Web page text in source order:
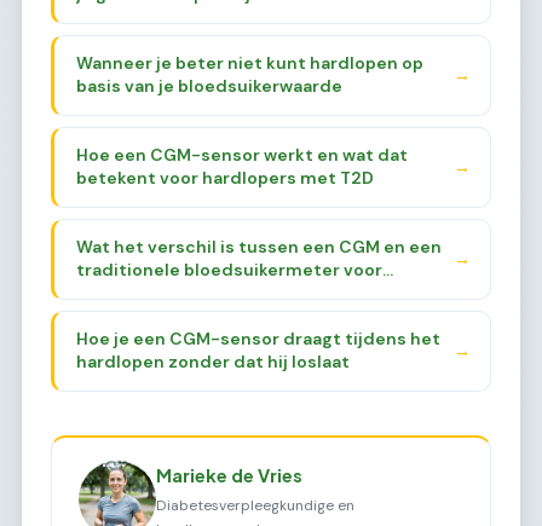
Wanneer je beter niet kunt hardlopen op
basis van je bloedsuikerwaarde
→
Hoe een CGM-sensor werkt en wat dat
betekent voor hardlopers met T2D
→
Wat het verschil is tussen een CGM en een
traditionele bloedsuikermeter voor
→
Hoe je een CGM-sensor draagt tijdens het
hardlopen zonder dat hij loslaat
→
Marieke de Vries
Diabetesverpleegkundige en